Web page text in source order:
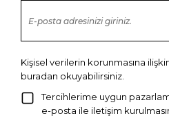
Kişisel verilerin korunmasına
buradan okuyabilirsiniz.
Tercihlerime uygun
e-posta ile iletişim